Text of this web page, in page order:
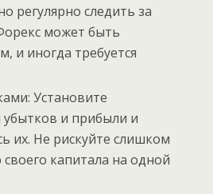
регулярно следить за
может быть
и иногда требуется
Установите
убытков и прибыли и
их. Не рискуйте слишком
капитала на одной